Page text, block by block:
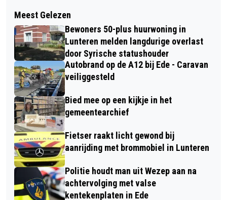
VEEL SCHADE EN LICHTGEWONDE NA
AANRIJDING IN VOORTHUIZEN
AANGEPASTE DIENSTREGELING
AMERSFOORT CENTRAAL - EDE-
WAGENINGEN TIJDENS KONINGSDAG
EN BEVRIJDINGSDAG
Meest Gelezen
Bewoners 50-plus huurwoning in
Lunteren melden langdurige overlast
door Syrische statushouder
Autobrand op de A12 bij Ede - Caravan
veiliggesteld
Bied mee op een kijkje in het
gemeentearchief
Fietser raakt licht gewond bij
aanrijding met brommobiel in Lunteren
Politie houdt man uit Wezep aan na
achtervolging met valse
kentekenplaten in Ede